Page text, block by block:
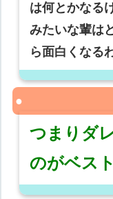
は何とかなる
みたいな輩は
ら面白くなる
つまりダ
のがベスト